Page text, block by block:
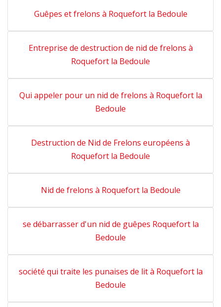
Guêpes et frelons à Roquefort la Bedoule
Entreprise de destruction de nid de frelons à
Roquefort la Bedoule
Qui appeler pour un nid de frelons à Roquefort la
Bedoule
Destruction de Nid de Frelons européens à
Roquefort la Bedoule
Nid de frelons à Roquefort la Bedoule
se débarrasser d'un nid de guêpes Roquefort la
Bedoule
société qui traite les punaises de lit à Roquefort la
Bedoule